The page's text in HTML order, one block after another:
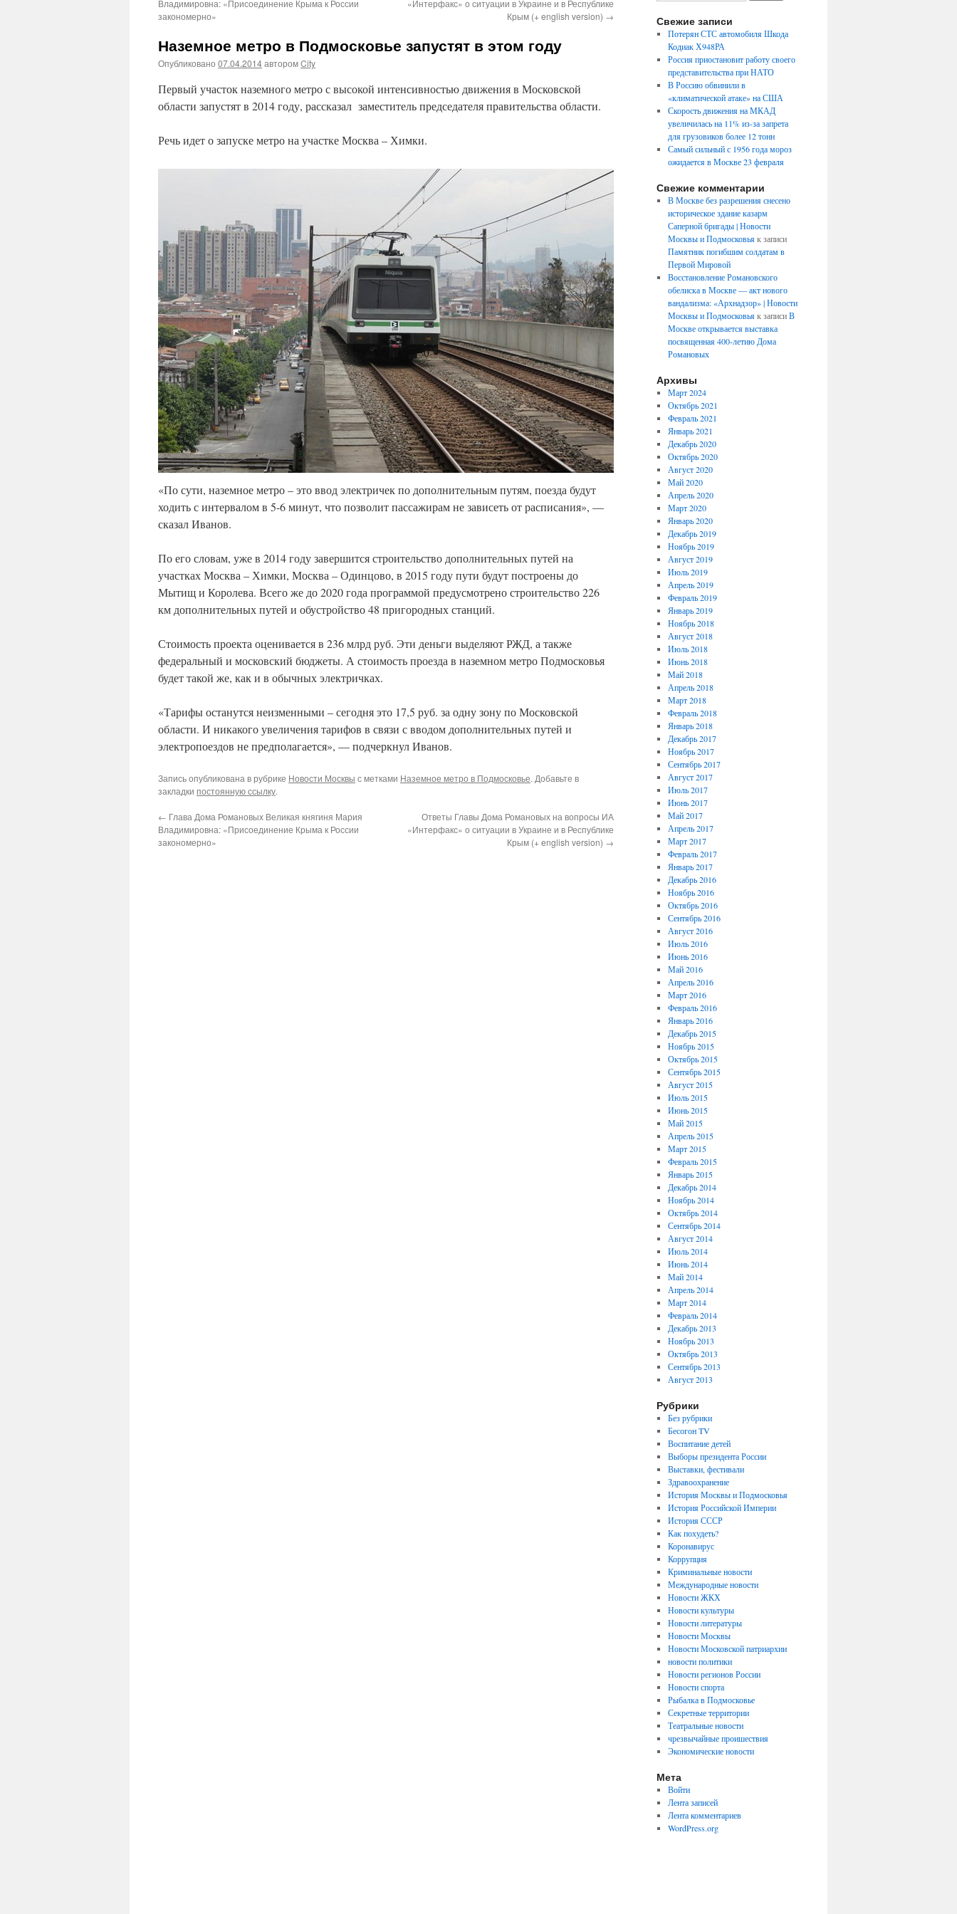
Владимировна: «Присоединение Крыма к России
закономерно»
«Интерфакс» о ситуации в Украине и в Республике
Крым (+ english version) →
Наземное метро в Подмосковье запустят в этом году
Опубликовано 07.04.2014авторомCity
Первый участок наземного метро с высокой интенсивностью движения в Московской
области запустят в 2014 году, рассказал заместитель председателя правительства области.
Речь идет о запуске метро на участке Москва – Химки.
«По сути, наземное метро – это ввод электричек по дополнительным путям, поезда будут
ходить с интервалом в 5-6 минут, что позволит пассажирам не зависеть от расписания», —
сказал Иванов.
По его словам, уже в 2014 году завершится строительство дополнительных путей на
участках Москва – Химки, Москва – Одинцово, в 2015 году пути будут построены до
Мытищ и Королева. Всего же до 2020 года программой предусмотрено строительство 226
км дополнительных путей и обустройство 48 пригородных станций.
Стоимость проекта оценивается в 236 млрд руб. Эти деньги выделяют РЖД, а также
федеральный и московский бюджеты. А стоимость проезда в наземном метро Подмосковья
будет такой же, как и в обычных электричках.
«Тарифы останутся неизменными – сегодня это 17,5 руб. за одну зону по Московской
области. И никакого увеличения тарифов в связи с вводом дополнительных путей и
электропоездов не предполагается», — подчеркнул Иванов.
Запись опубликована в рубрике Новости Москвы с метками Наземное метро в Подмосковье. Добавьте в
закладки постоянную ссылку.
← Глава Дома Романовых Великая княгиня Мария
Владимировна: «Присоединение Крыма к России
закономерно»
Ответы Главы Дома Романовых на вопросы ИА
«Интерфакс» о ситуации в Украине и в Республике
Крым (+ english version) →
Свежие записи
Потерян СТС автомобиля Шкода
Кодиак Х948РА
Россия приостановит работу своего
представительства при НАТО
В Россию обвинили в
«климатической атаке» на США
Скорость движения на МКАД
увеличилась на 11% из-за запрета
для грузовиков более 12 тонн
Самый сильный с 1956 года мороз
ожидается в Москве 23 февраля
Свежие комментарии
В Москве без разрешения снесено
историческое здание казарм
Саперной бригады | Новости
Москвы и Подмосковьяк записи
Памятник погибшим солдатам в
Первой Мировой
Восстановление Романовского
обелиска в Москве — акт нового
вандализма: «Архнадзор» | Новости
Москвы и Подмосковьяк записиВ
Москве открывается выставка
посвященная 400-летию Дома
Романовых
Архивы
Март 2024
Октябрь 2021
Февраль 2021
Январь 2021
Декабрь 2020
Октябрь 2020
Август 2020
Май 2020
Апрель 2020
Март 2020
Январь 2020
Декабрь 2019
Ноябрь 2019
Август 2019
Июль 2019
Апрель 2019
Февраль 2019
Январь 2019
Ноябрь 2018
Август 2018
Июль 2018
Июнь 2018
Май 2018
Апрель 2018
Март 2018
Февраль 2018
Январь 2018
Декабрь 2017
Ноябрь 2017
Сентябрь 2017
Август 2017
Июль 2017
Июнь 2017
Май 2017
Апрель 2017
Март 2017
Февраль 2017
Январь 2017
Декабрь 2016
Ноябрь 2016
Октябрь 2016
Сентябрь 2016
Август 2016
Июль 2016
Июнь 2016
Май 2016
Апрель 2016
Март 2016
Февраль 2016
Январь 2016
Декабрь 2015
Ноябрь 2015
Октябрь 2015
Сентябрь 2015
Август 2015
Июль 2015
Июнь 2015
Май 2015
Апрель 2015
Март 2015
Февраль 2015
Январь 2015
Декабрь 2014
Ноябрь 2014
Октябрь 2014
Сентябрь 2014
Август 2014
Июль 2014
Июнь 2014
Май 2014
Апрель 2014
Март 2014
Февраль 2014
Декабрь 2013
Ноябрь 2013
Октябрь 2013
Сентябрь 2013
Август 2013
Рубрики
Без рубрики
Бесогон TV
Воспитание детей
Выборы президента России
Выставки, фестивали
Здравоохранение
История Москвы и Подмосковья
История Российской Империи
История СССР
Как похудеть?
Коронавирус
Коррупция
Криминальные новости
Международные новости
Новости ЖКХ
Новости культуры
Новости литературы
Новости Москвы
Новости Московской патриархии
новости политики
Новости регионов России
Новости спорта
Рыбалка в Подмосковье
Секретные территории
Театральные новости
чрезвычайные проишествия
Экономические новости
Мета
Войти
Лента записей
Лента комментариев
WordPress.org